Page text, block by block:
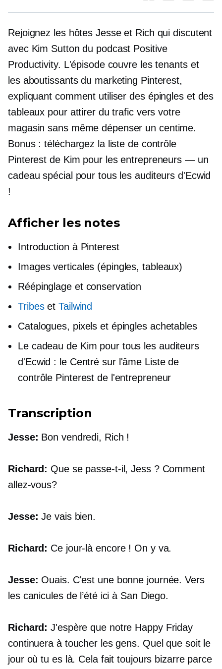
Rejoignez les hôtes Jesse et Rich qui discutent
avec Kim Sutton du podcast Positive
Productivity. L'épisode couvre les tenants et
les aboutissants du marketing Pinterest,
expliquant comment utiliser des épingles et des
tableaux pour attirer du trafic vers votre
magasin sans même dépenser un centime.
Bonus : téléchargez la liste de contrôle
Pinterest de Kim pour les entrepreneurs — un
cadeau spécial pour tous les auditeurs d'Ecwid
!
Afficher les notes
Introduction à Pinterest
Images verticales (épingles, tableaux)
Réépinglage et conservation
TribesetTailwind
Catalogues, pixels et épingles achetables
Le cadeau de Kim pour tous les auditeurs
d'Ecwid : le Centré sur l'âme Liste de
contrôle Pinterest de l'entrepreneur
Transcription
Jesse: Bon vendredi, Rich !
Richard: Que se passe-t-il, Jess ? Comment
allez-vous?
Jesse: Je vais bien.
Richard: Ce jour-là encore ! On y va.
Jesse: Ouais. C'est une bonne journée. Vers
les canicules de l’été ici à San Diego.
Richard: J'espère que notre Happy Friday
continuera à toucher les gens. Quel que soit le
jour où tu es là. Cela fait toujours bizarre parce